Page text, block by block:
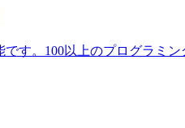
す。100以上のプログラミ